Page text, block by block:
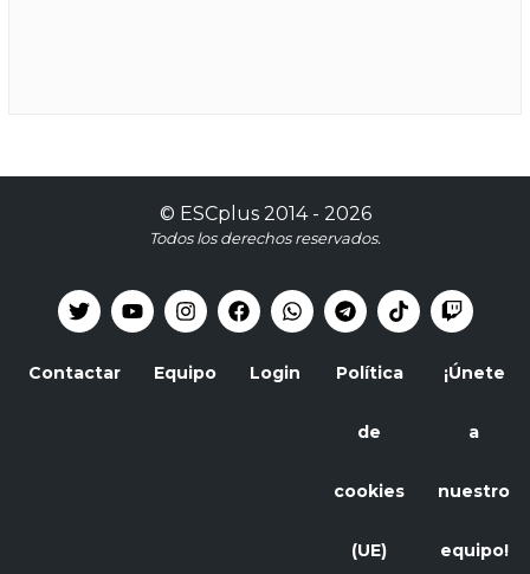
© ESCplus2014 - 2026
Todos los derechos reservados.
Contactar Equipo Login Política
de
cookies
(UE)
¡Únete
a
nuestro
equipo!